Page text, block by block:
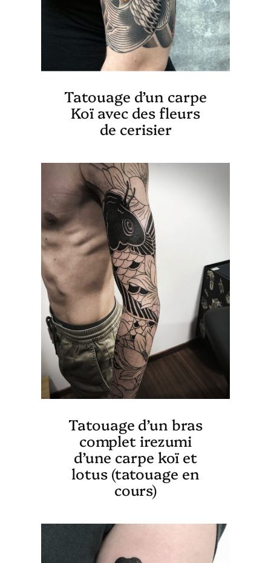
Tatouage d’un carpe
Koï avec des fleurs
de cerisier
Tatouage d’un bras
complet irezumi
d’une carpe koï et
lotus (tatouage en
cours)